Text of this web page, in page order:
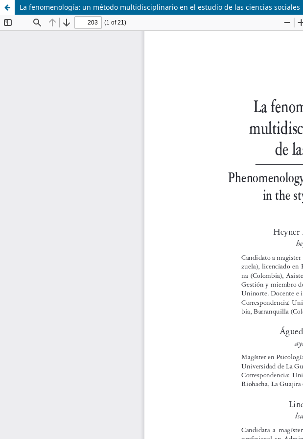
La fenomenología: un método multidisciplinario en el estudio de las ciencias sociales